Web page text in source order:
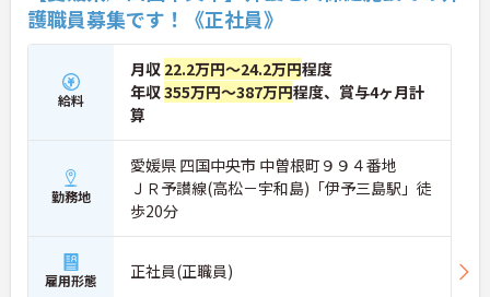
護職員募集です！《正社員》
給料
月収 22.2万円～24.2万円程度
年収355万円～387万円程度、賞与4ヶ月計
算
勤務地
愛媛県 四国中央市 中曽根町９９４番地
ＪＲ予讃線(高松－宇和島)「伊予三島駅」徒
歩20分
雇用形態 正社員(正職員)